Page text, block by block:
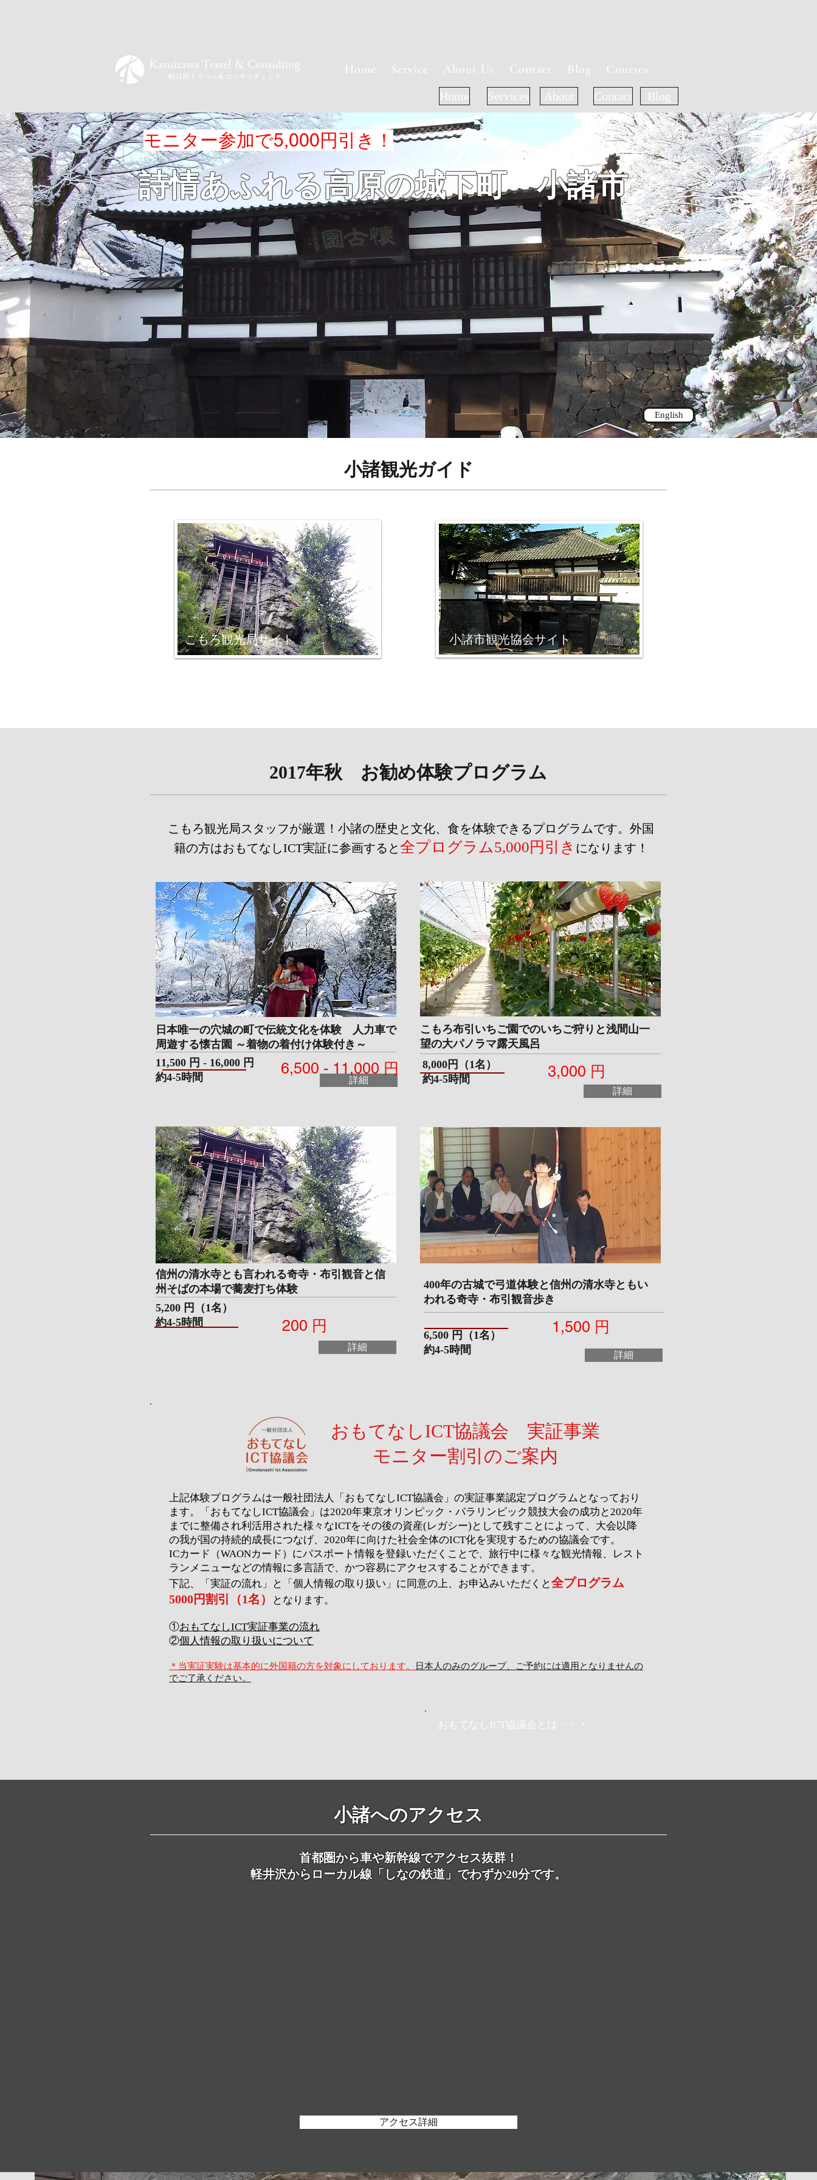
Home Service About Us Contact Blog Courses
Home Services About Contact Blog
​詩情あふれる高原の城下町 小諸市
English
​モニター参加で5,000円引き！
​小諸観光ガイド
こもろ観光局サイト 小諸市観光協会サイト
​2017年秋 お勧め体験プログラム
こもろ観光局スタッフが厳選！小諸の歴史と文化、食を体験できるプログラムです。外国
籍の方はおもてなしICT実証に参画すると全プログラム5,000円引き になります！
詳細
日本唯一の穴城の町で伝統文化を体験 人力車で
周遊する懐古園 ～着物の着付け体験付き～
​11,500 円 - 16,000 円
​約4-5時間
詳細
こもろ布引いちご園でのいちご狩りと浅間山一
望の大パノラマ露天風呂
​8,000円（1名）
​約4-5時間
信州の清水寺とも言われる奇寺・布引観音と信
州そばの本場で蕎麦打ち体験
​5,200 円（1名）
​約4-5時間
400年の古城で弓道体験と信州の清水寺ともい
われる奇寺・布引観音歩き
6,500 円（1名）
​約4-5時間
6,500 - 11,000 円 3,000 円
200 円 1,500 円
詳細
詳細
​おもてなしICT協議会 実証事業
​モニター割引のご案内
​上記体験プログラムは一般社団法人「おもてなしICT協議会」の実証事業認定プログラムとなっており
ます。「おもてなしICT協議会」は2020年東京オリンピック・パラリンピック競技大会の成功と2020年
までに整備され利活用された様々なICTをその後の資産(レガシー)として残すことによって、大会以降
の我が国の持続的成長につなげ、2020年に向けた社会全体のICT化を実現するための協議会です。
ICカード（WAONカード）にパスポート情報を登録いただくことで、旅行中に様々な観光情報、レスト
ランメニューなどの情報に多言語で、かつ容易にアクセスすることができます。
下記、「実証の流れ」と「個人情報の取り扱い」に同意の上、お申込みいただくと全プログラム
5000円割引（1名）
となります。​
①おもてなしICT実証事業の流れ
​②個人情報の取り扱いについて
＊当実証実験は基本的に外国籍の方を対象にしております。
日本人のみのグループ、ご予約には適用となりませんの
でご了承ください。
おもてなしICT協議会とは・・・
コース詳細
小諸へのアクセス
首都圏から車や新幹線でアクセス抜群！
軽井沢からローカル線「しなの鉄道」でわずか20分です。
アクセス詳細